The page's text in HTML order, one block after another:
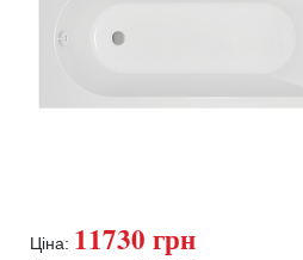
Ціна: 11730 грн